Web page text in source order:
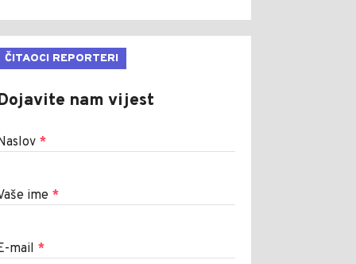
ČITAOCI REPORTERI
nam vijest
*
ime *
mail *